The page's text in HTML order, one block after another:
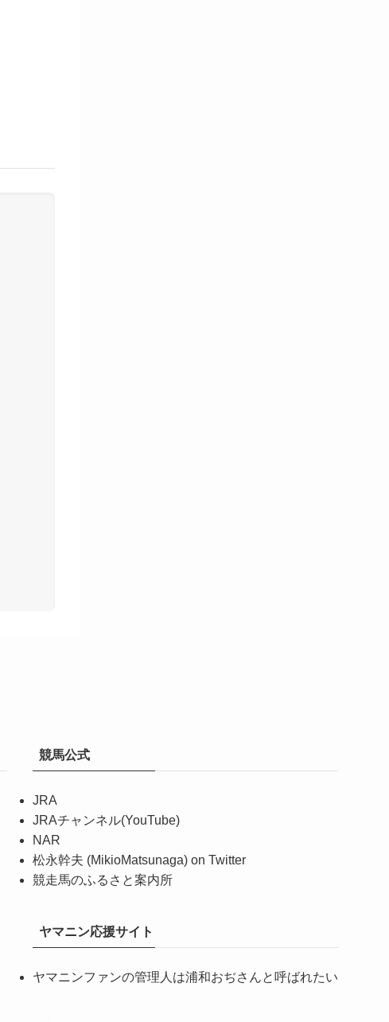
競馬公式
JRA
JRAチャンネル(YouTube)
NAR
松永幹夫 (MikioMatsunaga) on Twitter
競走馬のふるさと案内所
ヤマニン応援サイト
ヤマニンファンの管理人は浦和おぢさんと呼ばれたい